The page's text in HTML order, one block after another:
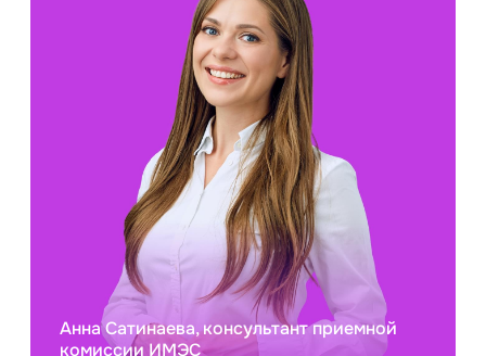
Анна Сатинаева, консультант приемной
комиссии ИМЭС